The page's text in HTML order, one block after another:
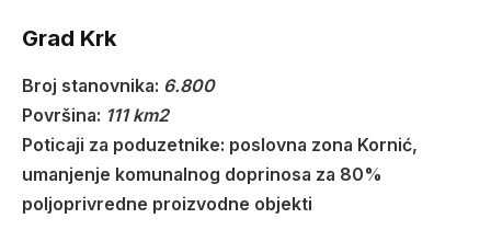
Grad Krk
Broj stanovnika: 6.800
Površina: 111 km2
Poticaji za poduzetnike: poslovna zona Kornić,
umanjenje komunalnog doprinosa za 80%
poljoprivredne proizvodne objekti